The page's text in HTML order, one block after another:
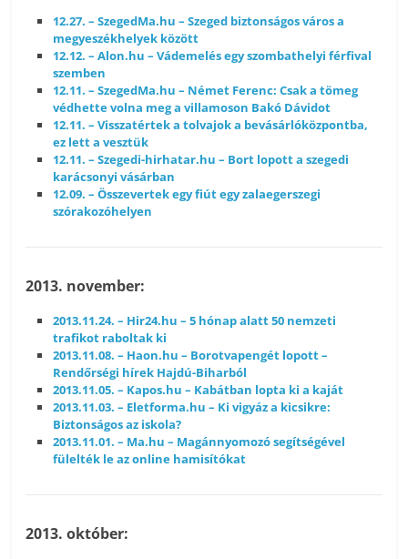
12.27. – SzegedMa.hu – Szeged biztonságos város a
megyeszékhelyek között
12.12. – Alon.hu – Vádemelés egy szombathelyi férfival
szemben
12.11. – SzegedMa.hu – Német Ferenc: Csak a tömeg
védhette volna meg a villamoson Bakó Dávidot
12.11. – Visszatértek a tolvajok a bevásárlóközpontba,
ez lett a vesztük
12.11. – Szegedi-hirhatar.hu – Bort lopott a szegedi
karácsonyi vásárban
12.09. – Összevertek egy fiút egy zalaegerszegi
szórakozóhelyen
2013. november:
2013.11.24. – Hir24.hu – 5 hónap alatt 50 nemzeti
trafikot raboltak ki
2013.11.08. – Haon.hu – Borotvapengét lopott –
Rendőrségi hírek Hajdú-Biharból
2013.11.05. – Kapos.hu – Kabátban lopta ki a kaját
2013.11.03. – Eletforma.hu – Ki vigyáz a kicsikre:
Biztonságos az iskola?
2013.11.01. – Ma.hu – Magánnyomozó segítségével
fülelték le az online hamisítókat
2013. október: